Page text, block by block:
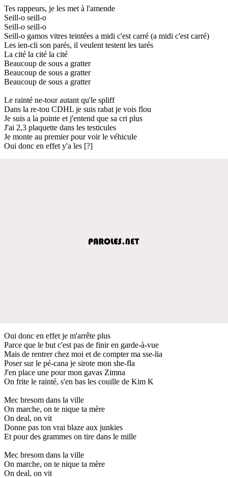
Tes rappeurs, je les met à l'amende
Seill-o seill-o
Seill-o seill-o
Seill-o gamos vitres teintées a midi c'est carré (a midi c'est carré)
Les ien-cli son parés, il veulent testent les tarés
La cité la cité la cité
Beaucoup de sous a gratter
Beaucoup de sous a gratter
Beaucoup de sous a gratter
Le rainté ne-tour autant qu'le spliff
Dans la re-tou CDHL je suis rabat je vois flou
Je suis a la pointe et j'entend que sa cri plus
J'ai 2,3 plaquette dans les testicules
Je monte au premier pour voir le véhicule
Oui donc en effet y'a les [?]
Oui donc en effet je m'arrête plus
Parce que le but c'est pas de finir en garde-à-vue
Mais de rentrer chez moi et de compter ma sse-lia
Poser sur le pé-cana je sirote mon she-fla
J'en place une pour mon gavas Zimna
On frite le rainté, s'en bas les couille de Kim K
Mec bresom dans la ville
On marche, on te nique ta mère
On deal, on vit
Donne pas ton vrai blaze aux junkies
Et pour des grammes on tire dans le mille
Mec bresom dans la ville
On marche, on te nique ta mère
On deal, on vit